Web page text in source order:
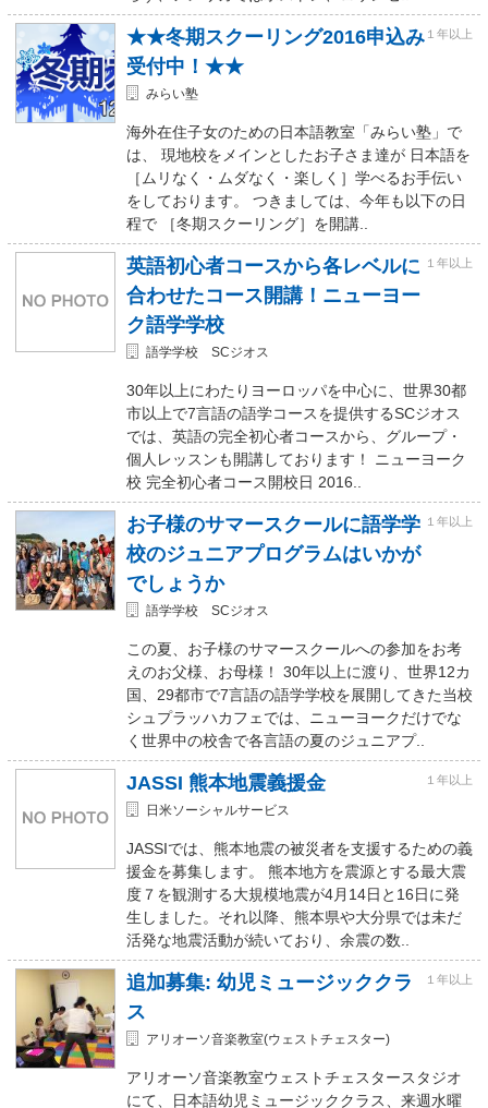
★★冬期スクーリング2016申込み
受付中！★★
１年以上
みらい塾
海外在住子女のための日本語教室「みらい塾」で
は、 現地校をメインとしたお子さま達が 日本語を
［ムリなく・ムダなく・楽しく］学べるお手伝い
をしております。 つきましては、今年も以下の日
程で ［冬期スクーリング］を開講..
英語初心者コースから各レベルに
合わせたコース開講！ニューヨー
ク語学学校
１年以上
語学学校 SCジオス
30年以上にわたりヨーロッパを中心に、世界30都
市以上で7言語の語学コースを提供するSCジオス
では、英語の完全初心者コースから、グループ・
個人レッスンも開講しております！ ニューヨーク
校 完全初心者コース開校日 2016..
お子様のサマースクールに語学学
校のジュニアプログラムはいかが
でしょうか
１年以上
語学学校 SCジオス
この夏、お子様のサマースクールへの参加をお考
えのお父様、お母様！ 30年以上に渡り、世界12カ
国、29都市で7言語の語学学校を展開してきた当校
シュプラッハカフェでは、ニューヨークだけでな
く世界中の校舎で各言語の夏のジュニアプ..
JASSI 熊本地震義援金 １年以上
日米ソーシャルサービス
JASSIでは、熊本地震の被災者を支援するための義
援金を募集します。 熊本地方を震源とする最大震
度７を観測する大規模地震が4月14日と16日に発
生しました。それ以降、熊本県や大分県では未だ
活発な地震活動が続いており、余震の数..
追加募集: 幼児ミュージッククラ
ス
１年以上
アリオーソ音楽教室(ウェストチェスター)
アリオーソ音楽教室ウェストチェスタースタジオ
にて、日本語幼児ミュージッククラス、来週水曜